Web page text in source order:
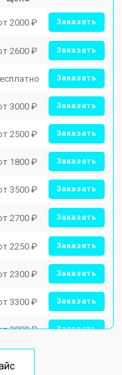
2000 ₽ Заказать
2600 ₽ Заказать
Заказать
3000 ₽ Заказать
2500 ₽ Заказать
1800 ₽ Заказать
3500 ₽ Заказать
2700 ₽ Заказать
2250 ₽ Заказать
2300 ₽ Заказать
3300 ₽ Заказать
3800 ₽ Заказать